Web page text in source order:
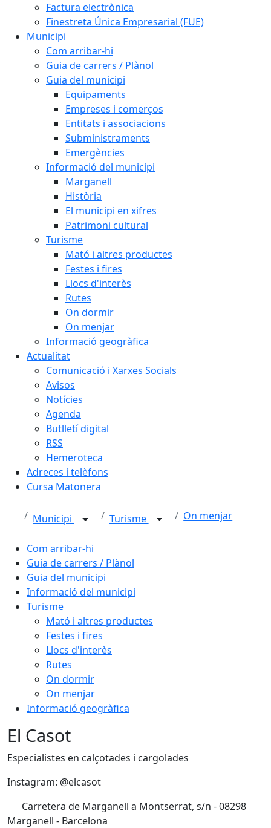
Factura electrònica
Finestreta Única Empresarial (FUE)
Municipi
Com arribar-hi
Guia de carrers / Plànol
Guia del municipi
Equipaments
Empreses i comerços
Entitats i associacions
Subministraments
Emergències
Informació del municipi
Marganell
Història
El municipi en xifres
Patrimoni cultural
Turisme
Mató i altres productes
Festes i fires
Llocs d'interès
Rutes
On dormir
On menjar
Informació geogràfica
Actualitat
Comunicació i Xarxes Socials
Avisos
Notícies
Agenda
Butlletí digital
RSS
Hemeroteca
Adreces i telèfons
Cursa Matonera
Municipi Turisme On menjar
Com arribar-hi
Guia de carrers / Plànol
Guia del municipi
Informació del municipi
Turisme
Mató i altres productes
Festes i fires
Llocs d'interès
Rutes
On dormir
On menjar
Informació geogràfica
El Casot
Especialistes en calçotades i cargolades
Instagram: @elcasot
Carretera de Marganell a Montserrat, s/n - 08298
Marganell - Barcelona